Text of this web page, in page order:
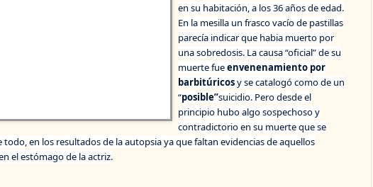
en su habitación, a los 36 años de edad.
En la mesilla un frasco vacío de pastillas
parecía indicar que habia muerto por
una sobredosis. La causa “oficial” de su
muerte fueenvenenamiento por
barbitúricosy se catalogó como de un
“posible”suicidio. Pero desde el
principio hubo algo sospechoso y
contradictorio en su muerte que se
todo, en los resultados de la autopsia ya que faltan evidencias de aquellos
el estómago de la actriz.